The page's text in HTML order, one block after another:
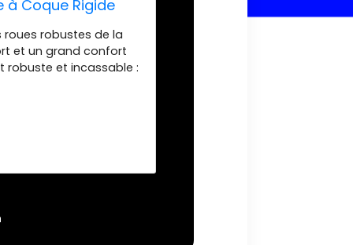
à Coque Rigide
robustes de la
et un grand confort
robuste et incassable :
pour tout voyage
7 à 14 jours et avec un
par toute
pratiques : la